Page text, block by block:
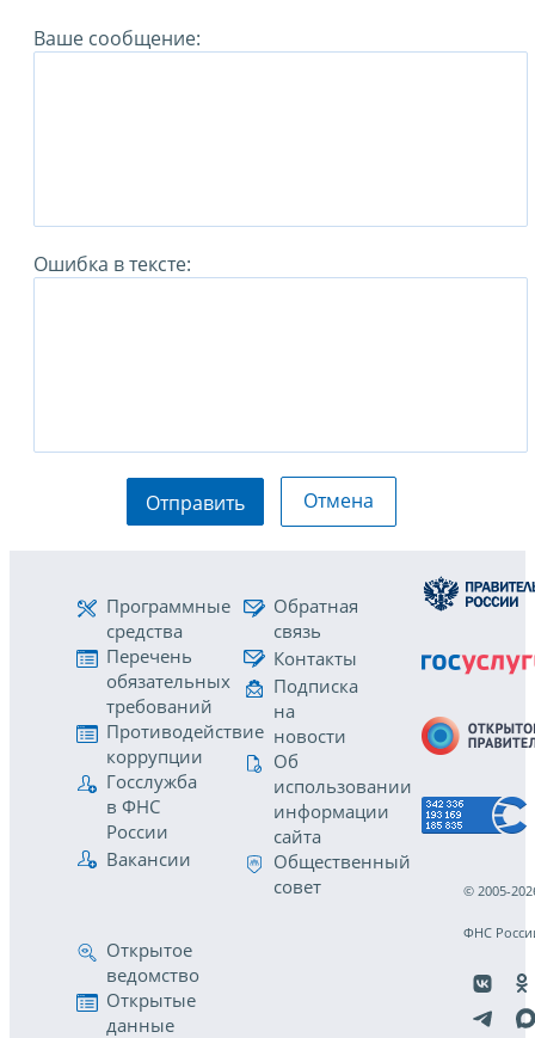
Ваше сообщение:
Ошибка в тексте:
Отправить Отмена
Программные
средства
Перечень
обязательных
требований
Противодействие
коррупции
Госслужба
в ФНС
России
Вакансии
Обратная
связь
Контакты
Подписка
на
новости
Об
использовании
информации
сайта
Общественный
совет
Открытое
ведомство
Открытые
данные
© 2005-
ФНС